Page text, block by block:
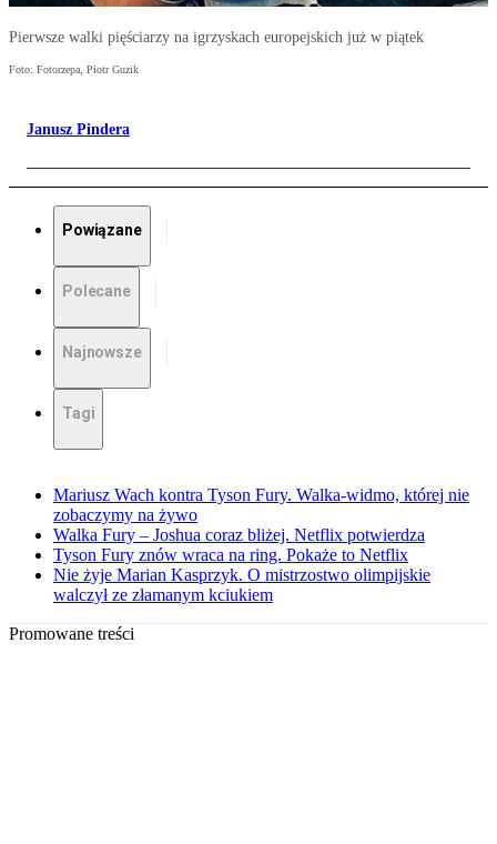
Pierwsze walki pięściarzy na igrzyskach europejskich już w piątek
Foto: Fotorzepa, Piotr Guzik
Janusz Pindera
Powiązane
Polecane
Najnowsze
Tagi
Mariusz Wach kontra Tyson Fury. Walka-widmo, której nie
zobaczymy na żywo
Walka Fury – Joshua coraz bliżej. Netflix potwierdza
Tyson Fury znów wraca na ring. Pokaże to Netflix
Nie żyje Marian Kasprzyk. O mistrzostwo olimpijskie
walczył ze złamanym kciukiem
Promowane treści